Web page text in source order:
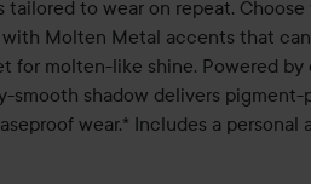
tailored to wear on repeat.
Molten Metal accents that
for molten-like shine. Powered
smooth shadow delivers pigment-
wear.* Includes a personal